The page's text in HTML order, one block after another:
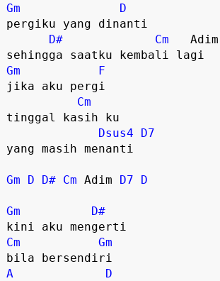
Gm
D
pergiku yang dinanti
D#
Cm
   Adim
Gm
F
jika aku pergi
Cm
tinggal kasih ku
Dsus4
D7
yang masih menanti
Gm D D# Cm Adim D7 D
Gm
D#
Cm
Gm
A
D